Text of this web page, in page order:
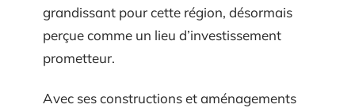
grandissant pour cette région, désormais
perçue comme un lieu d’investissement
prometteur.
Avec ses constructions et aménagements